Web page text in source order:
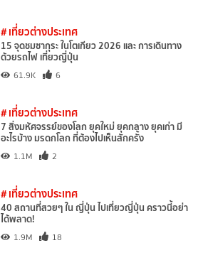
# เที่ยวต่างประเทศ
15 จุดชมซากุระ ในโตเกียว 2026 และ การเดินทาง
ด้วยรถไฟ เที่ยวญี่ปุ่น
61.9K 6
# เที่ยวต่างประเทศ
7 สิ่งมหัศจรรย์ของโลก ยุคใหม่ ยุคกลาง ยุคเก่า มี
อะไรบ้าง มรดกโลก ที่ต้องไปเห็นสักครั้ง
1.1M 2
# เที่ยวต่างประเทศ
40 สถานที่สวยๆ ใน ญี่ปุ่น ไปเที่ยวญี่ปุ่น คราวนี้อย่า
ได้พลาด!
1.9M 18